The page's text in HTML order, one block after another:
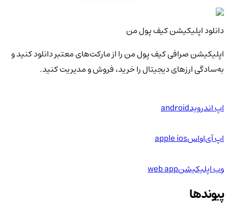
دانلود اپلیکیشن کیف‌ پول من
اپلیکیشن صرافی کیف پول من را از مارکت‌های معتبر دانلود کنید و
به‌سادگی ارزهای دیجیتال را خرید، فروش و مدیریت کنید.
اپ اندرویدandroid
اپ آی‌او‌اسapple ios
وب اپلیکیشنweb app
پیوندها